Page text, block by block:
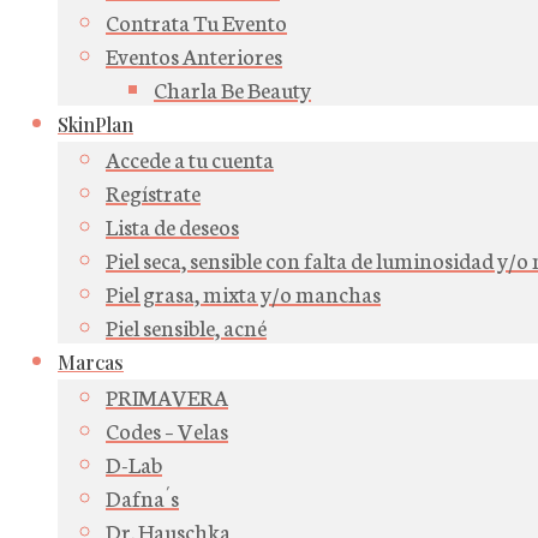
Contrata Tu Evento
Eventos Anteriores
Charla Be Beauty
SkinPlan
Accede a tu cuenta
Regístrate
Lista de deseos
Piel seca, sensible con falta de luminosidad y/o
Piel grasa, mixta y/o manchas
Piel sensible, acné
Marcas
PRIMAVERA
Codes – Velas
D-Lab
Dafna´s
Dr. Hauschka